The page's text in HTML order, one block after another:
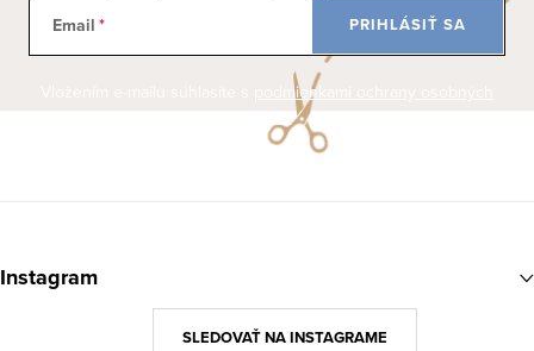
Email
podmienkami ochrany osobných
údajov
PRIHLÁSIŤ SA
áInstagram
SLEDOVAŤ NA INSTAGRAME